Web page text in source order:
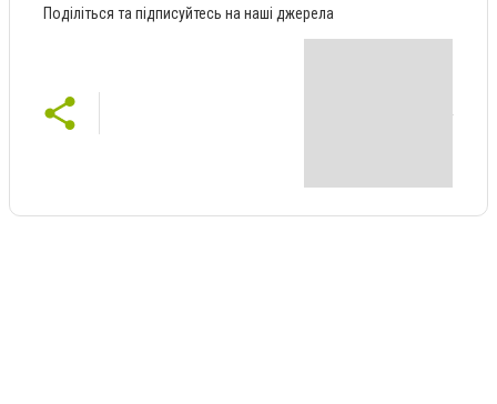
Поділіться та підписуйтесь на наші джерела